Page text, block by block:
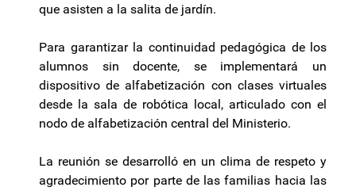
que asisten a la salita de jardín.
Para garantizar la continuidad pedagógica de los
alumnos sin docente, se implementará un
dispositivo de alfabetización con clases virtuales
desde la sala de robótica local, articulado con el
nodo de alfabetización central del Ministerio.
La reunión se desarrolló en un clima de respeto y
agradecimiento por parte de las familias hacia las